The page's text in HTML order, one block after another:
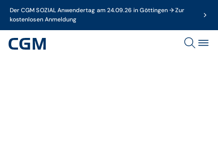
Der CGM SOZIAL Anwendertag am 24.09.26 in Göttingen → Zur
kostenlosen Anmeldung